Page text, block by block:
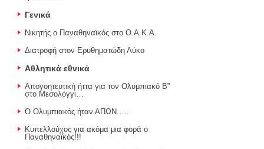
Γενικά
Νικητής ο Παναθηναϊκός στο Ο.Α.Κ.Α.
Διατροφή στον Ερυθηματώδη Λύκο
Αθλητικά εθνικά
Απογοητευτική ήττα για τον Ολυμπιακό Β”
στο Μεσολόγγι…
Ο Ολυμπιακός ήταν ΑΠΩΝ…..
Κυπελλούχος για ακόμα μια φορά ο
Παναθηναϊκός!!!